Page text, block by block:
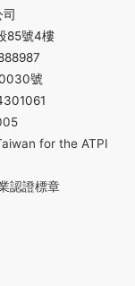
85號4樓
號
for the ATPI
認證標章